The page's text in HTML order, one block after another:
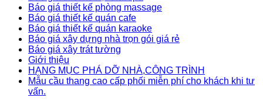
Báo giá thiết kế phòng massage
Báo giá thiết kế quán cafe
Báo giá thiết kế quán karaoke
Báo giá xây dựng nhà trọn gói giá rẻ
Báo giá xây trát tường
Giới thiệu
HẠNG MỤC PHÁ DỠ NHÀ,CÔNG TRÌNH
Mẫu cầu thang cao cấp phối miễn phí cho khách khi tư
vấn.